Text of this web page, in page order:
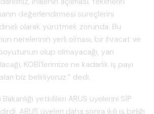
değerlendirmesi süreçlerini
olarak yürütmek zorunda. Bu
nerelerinin yerli olması, bir ihracat ve
olup olmayacağı, yan
KOBİ’lerimize ne kadarlık iş payı
biz belirliyoruz.” dedi.
yetkilileri ARUS üyelerini SİP
ARUS üyeleri daha sonra ikili iş birliği